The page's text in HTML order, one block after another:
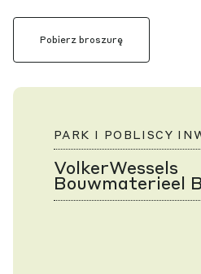
Pobierz broszurę
PARK I POBLISCY
VolkerWessels
Bouwmaterieel